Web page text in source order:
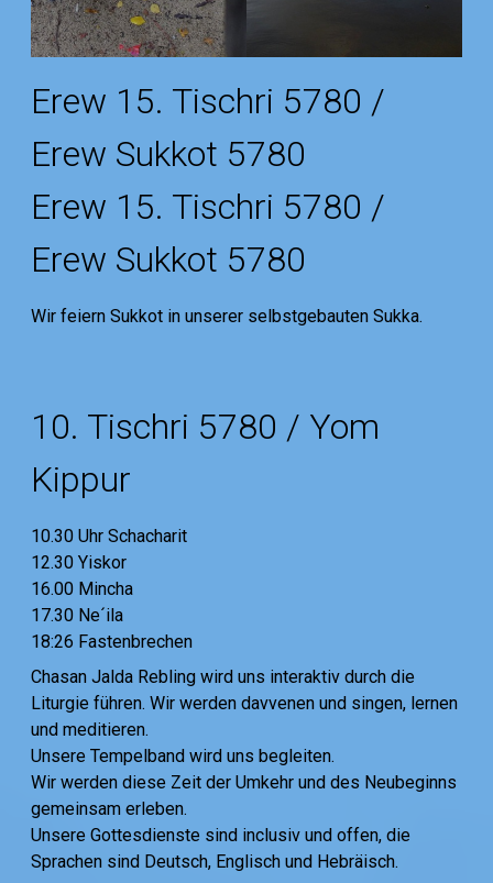
Erew 15. Tischri 5780 /
Erew Sukkot 5780
Erew 15. Tischri 5780 /
Erew Sukkot 5780
Wir feiern Sukkot in unserer selbstgebauten Sukka.
10. Tischri 5780 / Yom
Kippur
10.30 Uhr Schacharit
12.30 Yiskor
16.00 Mincha
17.30 Ne´ila
18:26 Fastenbrechen
Chasan Jalda Rebling wird uns interaktiv durch die
Liturgie führen. Wir werden davvenen und singen, lernen
und meditieren.
Unsere Tempelband wird uns begleiten.
Wir werden diese Zeit der Umkehr und des Neubeginns
gemeinsam erleben.
Unsere Gottesdienste sind inclusiv und offen, die
Sprachen sind Deutsch, Englisch und Hebräisch.